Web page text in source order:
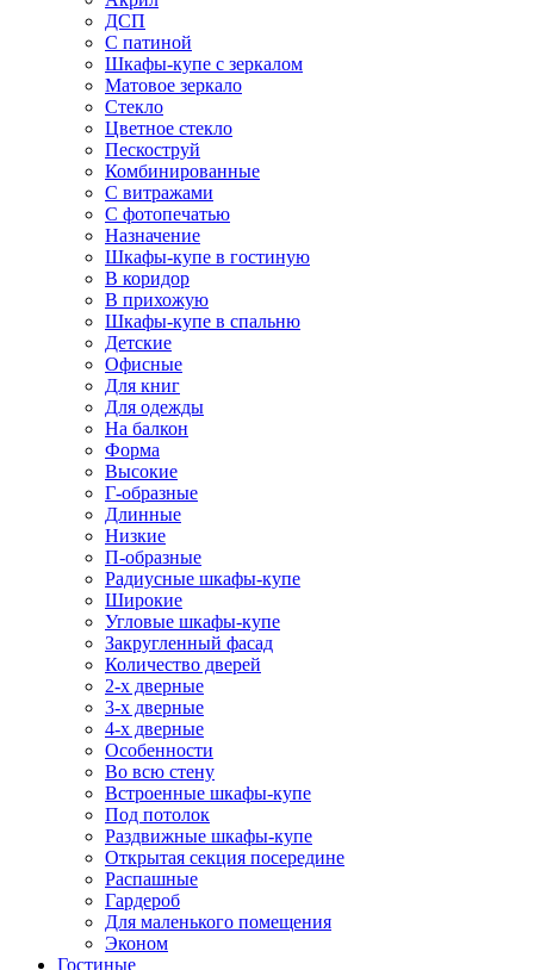
ДСП
С патиной
Шкафы-купе с зеркалом
Матовое зеркало
Стекло
Цветное стекло
Пескоструй
Комбинированные
С витражами
С фотопечатью
Назначение
Шкафы-купе в гостиную
В коридор
В прихожую
Шкафы-купе в спальню
Детские
Офисные
Для книг
Для одежды
На балкон
Форма
Высокие
Г-образные
Длинные
Низкие
П-образные
Радиусные шкафы-купе
Широкие
Угловые шкафы-купе
Закругленный фасад
Количество дверей
2-х дверные
3-х дверные
4-х дверные
Особенности
Во всю стену
Встроенные шкафы-купе
Под потолок
Раздвижные шкафы-купе
Открытая секция посередине
Распашные
Гардероб
Для маленького помещения
Эконом
Гостиные